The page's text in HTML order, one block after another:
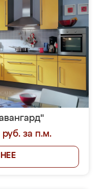
за п.м.